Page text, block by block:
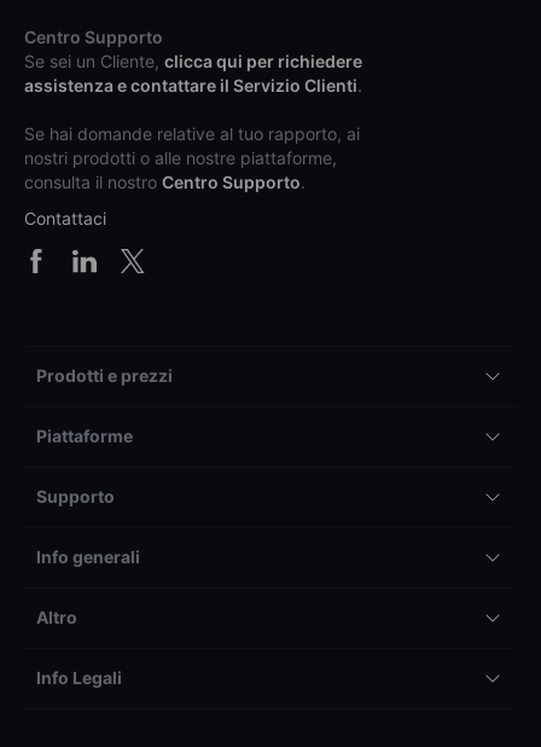
Centro Supporto
Se sei un Cliente, clicca qui per richiedere
assistenza e contattare il Servizio Clienti.
Se hai domande relative al tuo rapporto, ai
nostri prodotti o alle nostre piattaforme,
consulta il nostro Centro Supporto.
Contattaci
Prodotti e prezzi
Piattaforme
Supporto
Info generali
Altro
Info Legali